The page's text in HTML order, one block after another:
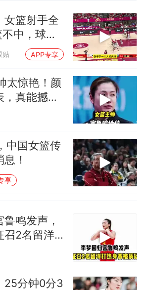
试前13名均遭淘汰？教育局：
已叫停招聘，成立调查组全面
热 十多万人报名的考试，成绩
全部作废，公平么？
女篮射手全
中，球
无进步
贴 APP专享
太惊艳！颜
真能撼动
中国女篮传
！
享
鸣发声，
召2名留洋
！
25分钟0分3